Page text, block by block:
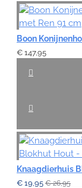
€ 147,95
€ 19,95 € 26,95